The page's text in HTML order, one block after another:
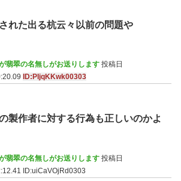
れた出る杭云々以前の問題や
翡翠の名無しがお送りします 投稿日
ID:PIjqKKwk00303
製作者に対する行為も正しいのかよ
翡翠の名無しがお送りします 投稿日
ID:uiCaVOjRd0303